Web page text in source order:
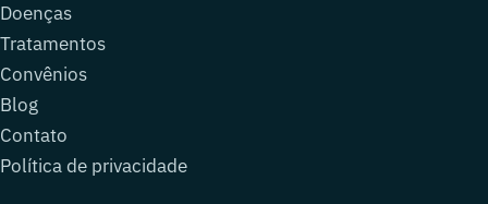
Doenças
Tratamentos
Convênios
Blog
Contato
Política de privacidade